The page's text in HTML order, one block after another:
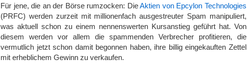
Für jene, die an der Börse rumzocken: DieAktien von Epcylon Technologies
(PRFC) werden zurzeit mit millionenfach ausgestreuter Spam manipuliert,
was aktuell schon zu einem nennenswerten Kursanstieg geführt hat. Von
diesem werden vor allem die spammenden Verbrecher profitieren, die
vermutlich jetzt schon damit begonnen haben, ihre billig eingekauften Zettel
mit erheblichem Gewinn zu verkaufen.